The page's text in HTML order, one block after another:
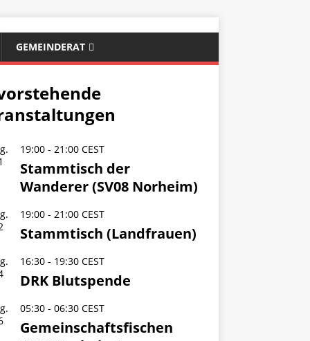
GEMEINDERAT
19:00- 21:00 CEST
Stammtisch der
Wanderer (SV08 Norheim)
19:00- 21:00 CEST
Stammtisch (Landfrauen)
16:30- 19:30 CEST
DRK Blutspende
05:30- 06:30 CEST
Gemeinschaftsfischen